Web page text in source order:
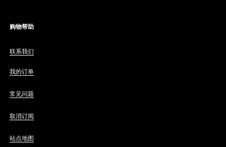
购物帮助
联系我们
我的订单
常见问题
取消订阅
站点地图